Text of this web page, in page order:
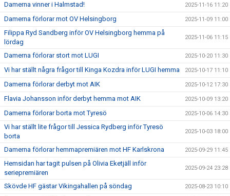
Damerna vinner i Halmstad! 2025-11-16 11:20
Damerna förlorar mot OV Helsingborg 2025-11-09 11:00
Filippa Ryd Sandberg inför OV Helsingborg hemma på
lördag
2025-11-06 11:15
Damerna förlorar stort mot LUGI 2025-10-20 11:30
Vi har ställt några frågor till Kinga Kozdra inför LUGI hemma 2025-10-17 11:10
Damerna förlorar derbyt mot AIK 2025-10-12 17:30
Flavia Johansson inför derbyt hemma mot AIK 2025-10-09 13:20
Damerna förlorar borta mot Tyresö 2025-10-06 14:30
Vi har ställt lite frågor till Jessica Rydberg inför Tyresö
borta
2025-10-03 18:00
Damerna förlorar hemmapremiären mot HF Karlskrona 2025-09-29 11:45
Hemsidan har tagit pulsen på Olivia Eketjäll inför
seriepremiären
2025-09-24 23:28
Skövde HF gästar Vikingahallen på söndag 2025-08-23 10:10